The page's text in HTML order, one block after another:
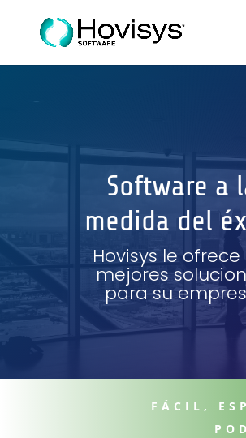
Software a
medida del
Hovisys le ofrece
mejores
para su
FÁCIL,